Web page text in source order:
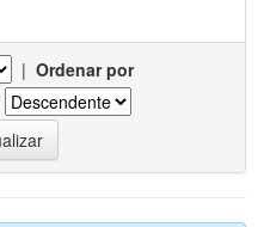
| Ordenar por